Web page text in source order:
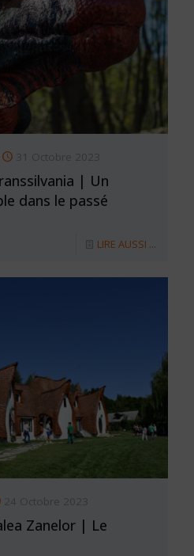
31 Octobre 2023
| Un
dans le passé
LIRE AUSSI ...
24 Octobre 2023
Zanelor | Le